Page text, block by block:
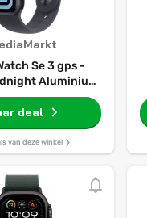
Se 3 gps -
Aluminium
Sport Band
Smartwatch
deal
van deze winkel